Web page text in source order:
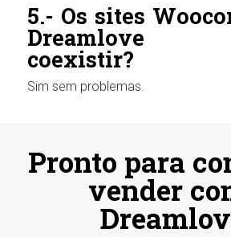
5.- Os sites
Dreamlove
coexistir?
Sim sem problemas.
Pronto para
vender